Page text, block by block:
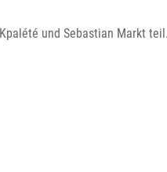
und Sebastian Markt teil.